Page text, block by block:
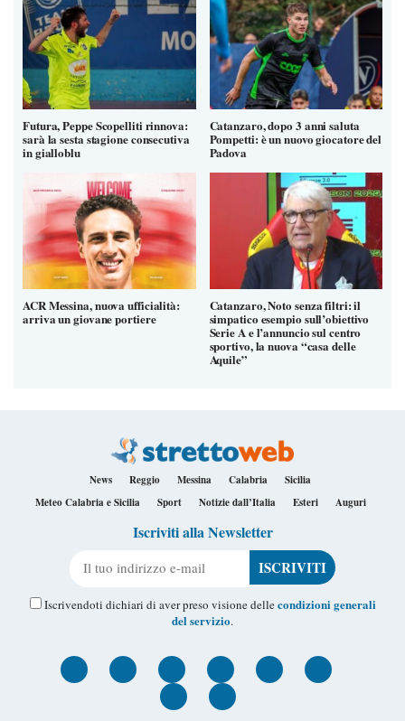
Futura, Peppe Scopelliti rinnova:
sarà la sesta stagione consecutiva
in gialloblu
Catanzaro, dopo 3 anni saluta
Pompetti: è un nuovo giocatore del
Padova
ACR Messina, nuova ufficialità:
arriva un giovane portiere
Catanzaro, Noto senza filtri: il
simpatico esempio sull’obiettivo
Serie A e l’annuncio sul centro
sportivo, la nuova “casa delle
Aquile”
News Reggio Messina Calabria
Sicilia
Meteo Calabria e Sicilia
Sport Notizie dall’Italia Esteri Auguri
Iscriviti alla Newsletter
Iscrivendoti dichiari di aver preso visione dellecondizioni generali
del servizio.